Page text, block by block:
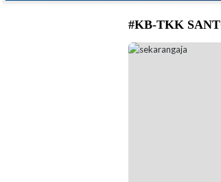
#KB-TKK
KB-TKK Santo Yusup